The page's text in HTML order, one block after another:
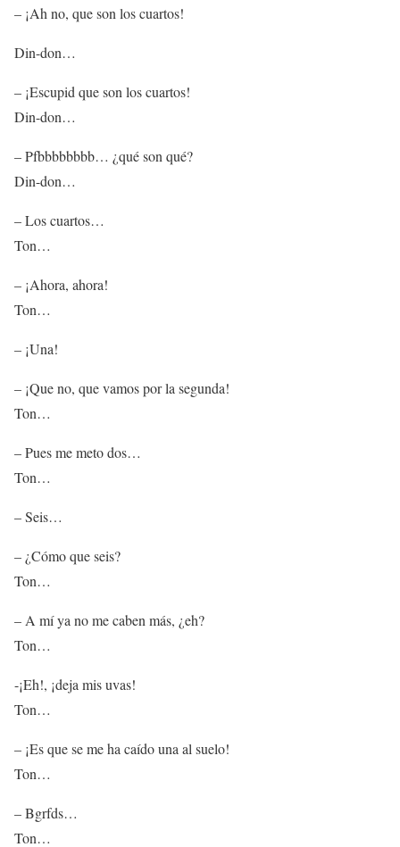
– ¡Ah no, que son los cuartos!
Din-don…
– ¡Escupid que son los cuartos!
Din-don…
– Pfbbbbbbbb… ¿qué son qué?
Din-don…
– Los cuartos…
Ton…
– ¡Ahora, ahora!
Ton…
– ¡Una!
– ¡Que no, que vamos por la segunda!
Ton…
– Pues me meto dos…
Ton…
– Seis…
– ¿Cómo que seis?
Ton…
– A mí ya no me caben más, ¿eh?
Ton…
-¡Eh!, ¡deja mis uvas!
Ton…
– ¡Es que se me ha caído una al suelo!
Ton…
– Bgrfds…
Ton…